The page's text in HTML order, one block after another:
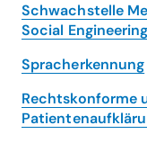
Dr. med
positiven
Schwachstelle
Social Engineering
Spracherkennung
Rechtskonforme